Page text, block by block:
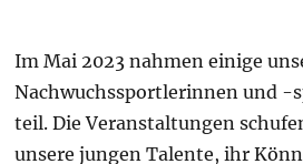
Im Mai 2023 nahmen einige
Nachwuchssportlerinnen und -
teil. Die Veranstaltungen
unsere jungen Talente, ihr